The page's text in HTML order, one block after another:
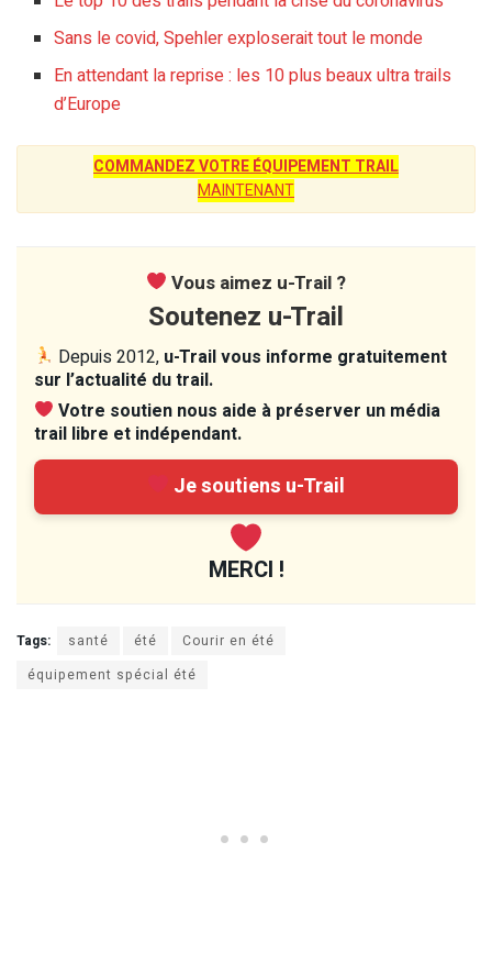
Sans le covid, Spehler exploserait tout le monde
En attendant la reprise : les 10 plus beaux ultra trails
d’Europe
COMMANDEZ VOTRE ÉQUIPEMENT TRAIL
MAINTENANT
Vous aimez u-Trail ?
Soutenez u-Trail
Depuis 2012, u-Trail vous informe gratuitement
sur l’actualité du trail.
Votre soutien nous aide à préserver un média
trail libre et indépendant.
Je soutiens u-Trail
MERCI !
Tags: santé été
Courir en été
équipement spécial été